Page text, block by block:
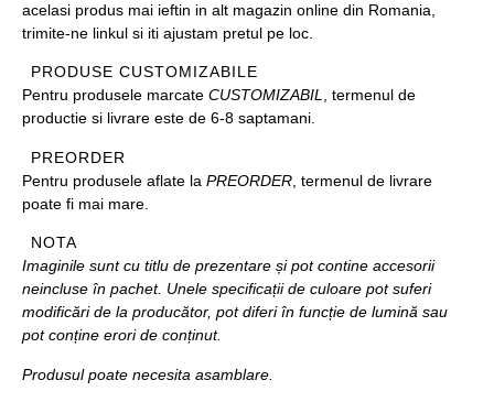
acelasi produs mai ieftin in alt magazin online din Romania,
trimite-ne linkul si iti ajustam pretul pe loc.
PRODUSE CUSTOMIZABILE
Pentru produsele marcate CUSTOMIZABIL, termenul de
productie si livrare este de 6-8 saptamani.
PREORDER
Pentru produsele aflate la PREORDER , termenul de livrare
poate fi mai mare.
NOTA
Imaginile sunt cu titlu de prezentare și pot contine accesorii
neincluse în pachet. Unele specificații de culoare pot suferi
modificări de la producător, pot diferi în funcție de lumină sau
pot conține erori de conținut.
Produsul poate necesita asamblare.